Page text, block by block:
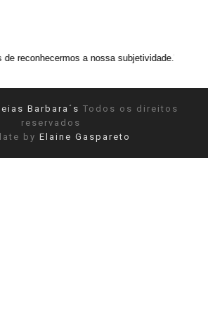
a nossa subjetividade." ANAIS NIN
Barbara´s Todos os direitos
reservados
by Elaine Gaspareto